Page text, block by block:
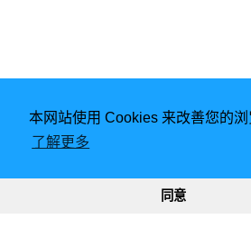
本网站使用 Cookies 来改善您的浏
了解更多
同意
2020 - 2025
8325